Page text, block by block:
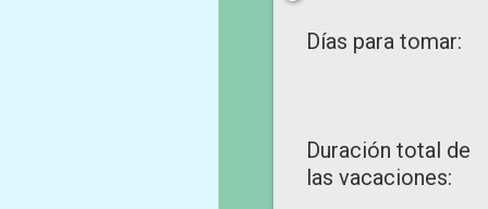
Días para tomar:
Duración total de
las vacaciones: